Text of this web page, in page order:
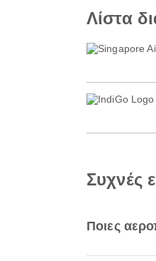
Λίστα
Συχνές
Ποιες